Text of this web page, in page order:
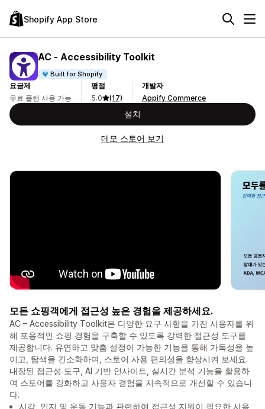
Shopify App Store
AC ‑ Accessibility Toolkit
Built for Shopify
요금제
무료 플랜 사용 가능
평점
5.0
(17)
개발자
Appify Commerce
설치
데모 스토어 보기
모든 쇼핑객에게 접근성 높은 경험을 제공하세요.
AC – Accessibility Toolkit은 다양한 요구 사항을 가진 사용자를 위
해 포용적인 쇼핑 경험을 구축할 수 있도록 강력한 접근성 도구를
제공합니다. 유연하고 맞춤 설정이 가능한 기능을 통해 가독성을 높
이고, 탐색을 간소화하며, 스토어 사용 편의성을 향상시켜 보세요.
내장된 접근성 도구, AI 기반 인사이트, 실시간 분석 기능을 활용하
여 스토어를 강화하고 사용자 경험을 지속적으로 개선할 수 있습니
다.
시각, 인지 및 운동 기능과 관련하여 접근성 지원이 필요한 사용